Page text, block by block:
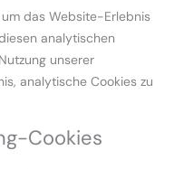
das Website-Erlebnis
analytischen
unserer
analytische Cookies zu
Cookies